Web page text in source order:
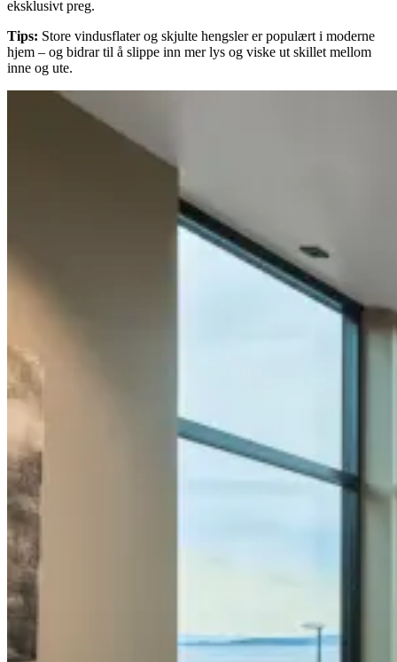
eksklusivt preg.
Tips: Store vindusflater og skjulte hengsler er populært i moderne
hjem – og bidrar til å slippe inn mer lys og viske ut skillet mellom
inne og ute.